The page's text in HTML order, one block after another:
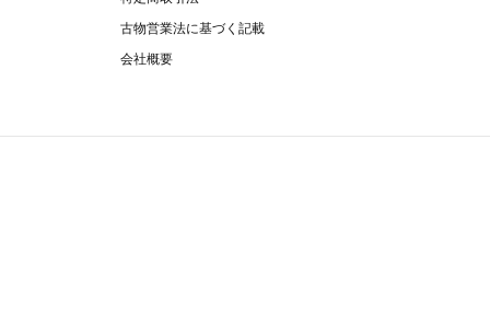
古物営業法に基づく記載
会社概要